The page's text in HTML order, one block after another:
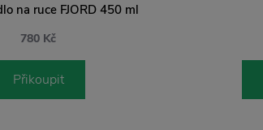
na ruce FJORD 450 ml
780 Kč
Přikoupit